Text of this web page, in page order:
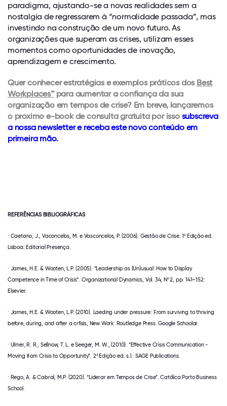
paradigma, ajustando-se a novas realidades sem a
nostalgia de regressarem à “normalidade passada”, mas
investindo na construção de um novo futuro. As
organizações que superam as crises, utilizam esses
momentos como oportunidades de inovação,
aprendizagem e crescimento.
Quer conhecer estratégias e exemplos práticos dos Best
Workplaces™para aumentar a confiança da sua
organização em tempos de crise? Em breve, lançaremos
o próximo e-book de consulta gratuita por isso subscreva
a nossa newsletter e receba este novo conteúdo em
primeira mão.
REFERÊNCIAS BIBLIOGRÁFICAS
· Caetano, J., Vaconcelos, M. e Vasconcelos, P. (2006). Gestão de Crise. 1ª Edição ed.
Lisboa: Editorial Presença.
· James, H.E. & Wooten, L.P. (2005). “Leadership as (Un)usual: How to Display
Competence in Time of Crisis”. Organizational Dynamics, Vol. 34, Nº 2, pp. 141–152:
Elsevier.
· James, H.E. & Wooten, L.P. (2010). Laeding under pressure: From surviving to thriving
before, during, and after a crfisis, New Work: Routledge Press. Google Schoolar.
· Ulmer, R. R., Sellnow, T. L. e Seeger, M. W., (2010). “Effective Crisis Communication -
Moving from Crisis to Opportunity”. 2ª Edição ed. s.l.: SAGE Publications.
· Rego, A. & Cabral, M.P. (2020). “Liderar em Tempos de Crise”. Católica Porto Business
School.